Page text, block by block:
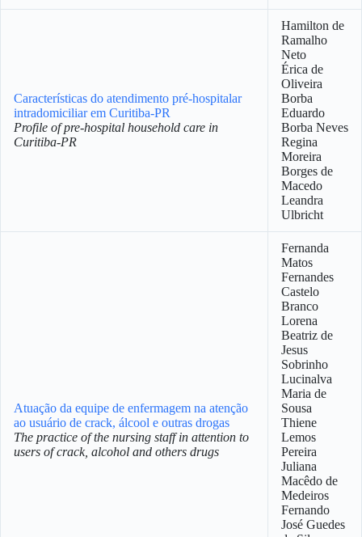
Características do atendimento pré-hospitalar
intradomiciliar em Curitiba-PR
Profile of pre-hospital household care in
Curitiba-PR
Hamilton de
Ramalho
Neto
Érica de
Oliveira
Borba
Eduardo
Borba Neves
Regina
Moreira
Borges de
Macedo
Leandra
Ulbricht
Atuação da equipe de enfermagem na atenção
ao usuário de crack, álcool e outras drogas
The practice of the nursing staff in attention to
users of crack, alcohol and others drugs
Fernanda
Matos
Fernandes
Castelo
Branco
Lorena
Beatriz de
Jesus
Sobrinho
Lucinalva
Maria de
Sousa
Thiene
Lemos
Pereira
Juliana
Macêdo de
Medeiros
Fernando
José Guedes